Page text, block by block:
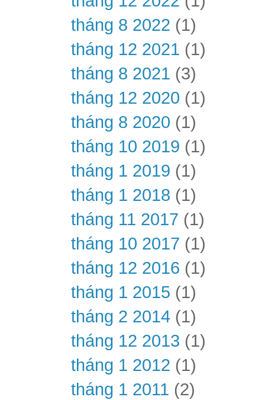
tháng 8 2022 (1)
tháng 12 2021 (1)
tháng 8 2021 (3)
tháng 12 2020 (1)
tháng 8 2020 (1)
tháng 10 2019 (1)
tháng 1 2019 (1)
tháng 1 2018 (1)
tháng 11 2017 (1)
tháng 10 2017 (1)
tháng 12 2016 (1)
tháng 1 2015 (1)
tháng 2 2014 (1)
tháng 12 2013 (1)
tháng 1 2012 (1)
tháng 1 2011 (2)